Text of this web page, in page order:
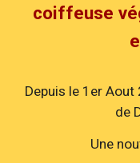
coiffeuse
Depuis le 1er Aout
de
Une